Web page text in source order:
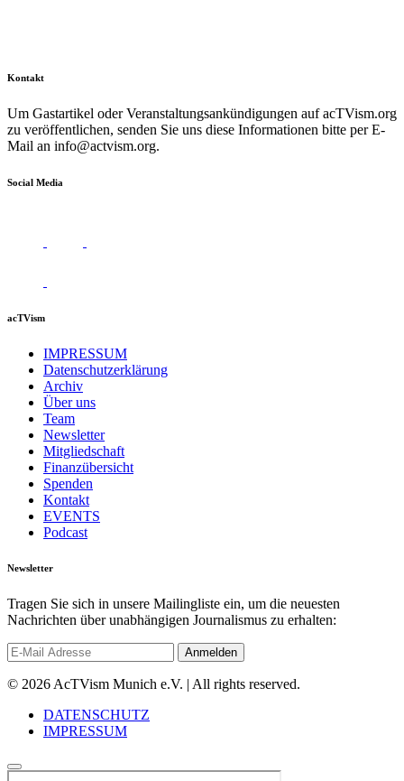
Kontakt
Um Gastartikel oder Veranstaltungsankündigungen auf acTVism.org
zu veröffentlichen, senden Sie uns diese Informationen bitte per E-
Mail an info@actvism.org.
Social Media
acTVism
IMPRESSUM
Datenschutzerklärung
Archiv
Über uns
Team
Newsletter
Mitgliedschaft
Finanzübersicht
Spenden
Kontakt
EVENTS
Podcast
Newsletter
Tragen Sie sich in unsere Mailingliste ein, um die neuesten
Nachrichten über unabhängigen Journalismus zu erhalten:
© 2026 AcTVism Munich e.V. | All rights reserved.
DATENSCHUTZ
IMPRESSUM